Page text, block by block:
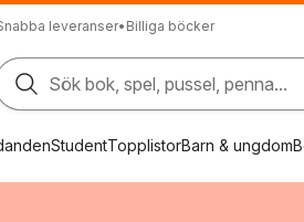
leveranser• Billiga böcker
Sök bok, spel, pussel, penna...
StudentTopplistorBarn & ungdom